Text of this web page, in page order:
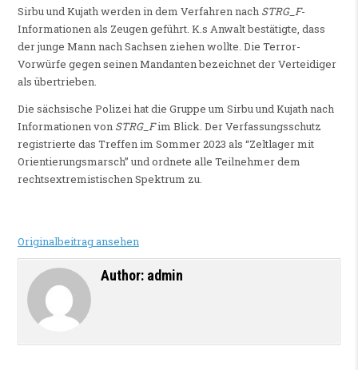
Sirbu und Kujath werden in dem Verfahren nach STRG_F-
Informationen als Zeugen geführt. K.s Anwalt bestätigte, dass
der junge Mann nach Sachsen ziehen wollte. Die Terror-
Vorwürfe gegen seinen Mandanten bezeichnet der Verteidiger
als übertrieben.
Die sächsische Polizei hat die Gruppe um Sirbu und Kujath nach
Informationen von STRG_Fim Blick. Der Verfassungsschutz
registrierte das Treffen im Sommer 2023 als “Zeltlager mit
Orientierungsmarsch” und ordnete alle Teilnehmer dem
rechtsextremistischen Spektrum zu.
Originalbeitrag ansehen
Author: admin